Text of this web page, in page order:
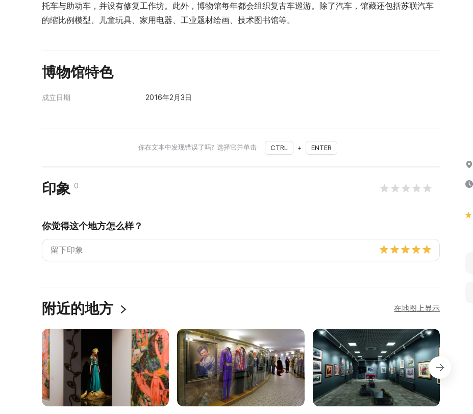
托车与助动车，并设有修复工作坊。此外，博物馆每年都会组织复古车巡游。除了汽车，馆藏还包括苏联汽车
的缩比例模型、儿童玩具、家用电器、工业题材绘画、技术图书馆等。
博物馆特色
成立日期 2016年2月3日
你在文本中发现错误了吗? 选择它并单击 CTRL + ENTER
印象 0
你觉得这个地方怎么样？
附近的地方 在地图上显示